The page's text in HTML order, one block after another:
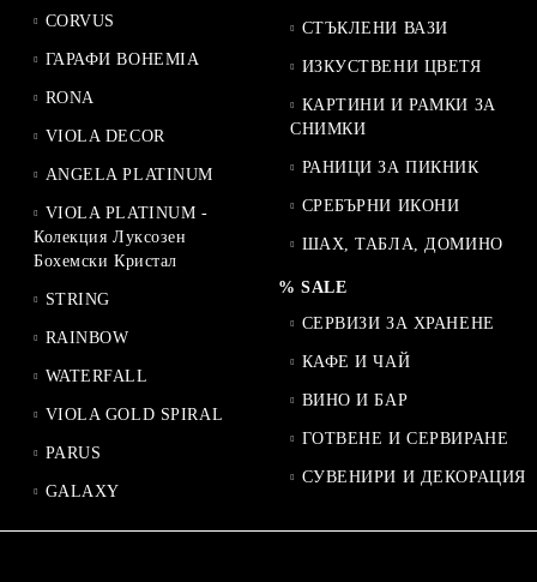
CORVUS
ГАРАФИ BOHEMIA
RONA
VIOLA DECOR
ANGELA PLATINUM
VIOLA PLATINUM -
Колекция Луксозен
Бохемски Кристал
STRING
RAINBOW
WATERFALL
VIOLA GOLD SPIRAL
PARUS
GALAXY
СТЪКЛЕНИ ВАЗИ
ИЗКУСТВЕНИ ЦВЕТЯ
КАРТИНИ И РАМКИ ЗА
СНИМКИ
РАНИЦИ ЗА ПИКНИК
СРЕБЪРНИ ИКОНИ
ШАХ, ТАБЛА, ДОМИНО
% SALE
СЕРВИЗИ ЗА ХРАНЕНЕ
КАФЕ И ЧАЙ
ВИНО И БАР
ГОТВЕНЕ И СЕРВИРАНЕ
СУВЕНИРИ И ДЕКОРАЦИЯ